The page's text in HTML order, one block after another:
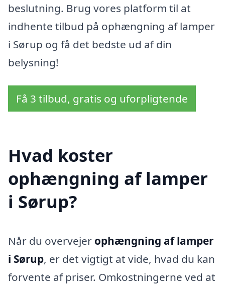
beslutning. Brug vores platform til at
indhente tilbud på ophængning af lamper
i Sørup og få det bedste ud af din
belysning!
Få 3 tilbud, gratis og uforpligtende
Hvad koster
ophængning af lamper
i Sørup?
Når du overvejer ophængning af lamper
i Sørup, er det vigtigt at vide, hvad du kan
forvente af priser. Omkostningerne ved at